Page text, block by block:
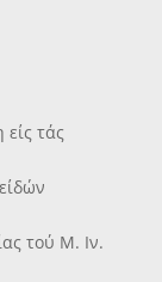
τάς
τού Μ. Ιν.